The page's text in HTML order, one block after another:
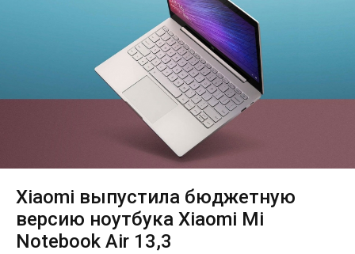
Xiaomi выпустила бюджетную
версию ноутбука Xiaomi Mi
Notebook Air 13,3